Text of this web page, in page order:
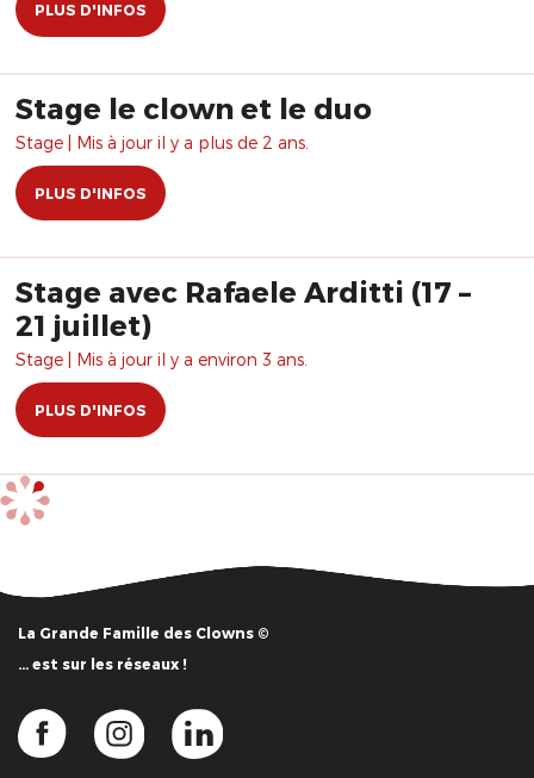
PLUS D'INFOS
Stage le clown et le duo
Stage | Mis à jour il y a plus de 2 ans.
PLUS D'INFOS
Stage avec Rafaele Arditti (17 –
21 juillet)
Stage | Mis à jour il y a environ 3 ans.
PLUS D'INFOS
La Grande Famille des Clowns ©
… est sur les réseaux !